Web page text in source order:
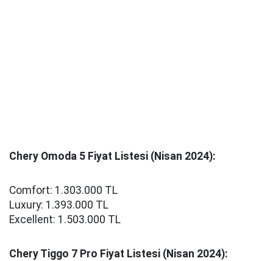
Chery Omoda 5 Fiyat Listesi (Nisan 2024):
Comfort: 1.303.000 TL
Luxury: 1.393.000 TL
Excellent: 1.503.000 TL
Chery Tiggo 7 Pro Fiyat Listesi (Nisan 2024):